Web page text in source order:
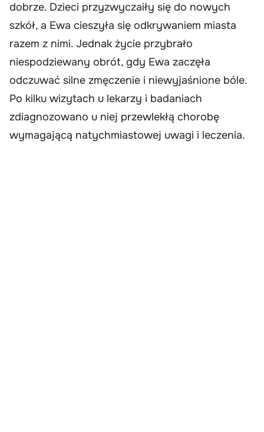
dobrze. Dzieci przyzwyczaiły się do nowych
szkół, a Ewa cieszyła się odkrywaniem miasta
razem z nimi. Jednak życie przybrało
niespodziewany obrót, gdy Ewa zaczęła
odczuwać silne zmęczenie i niewyjaśnione bóle.
Po kilku wizytach u lekarzy i badaniach
zdiagnozowano u niej przewlekłą chorobę
wymagającą natychmiastowej uwagi i leczenia.